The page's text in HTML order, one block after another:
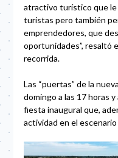
atractivo turístico que
turistas pero también
emprendedores, que
oportunidades”, resaltó
recorrida.
Las “puertas” de la
domingo a las 17 horas
fiesta inaugural que,
actividad en el